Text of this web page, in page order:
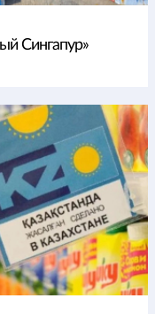
Сингапур»